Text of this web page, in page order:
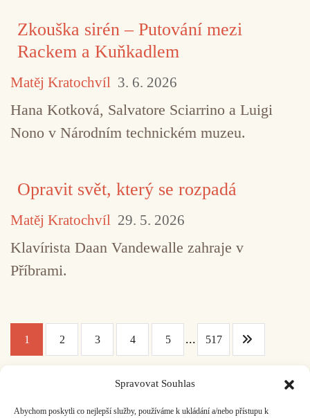
Spravovat Souhlas
Abychom poskytli co nejlepší služby, používáme k ukládání a/nebo přístupu k
Zkouška sirén – Putování mezi
Rackem a Kuňkadlem
Matěj Kratochvíl 3. 6. 2026
Hana Kotková, Salvatore Sciarrino a Luigi
Nono v Národním technickém muzeu.
Opravit svět, který se rozpadá
Matěj Kratochvíl 29. 5. 2026
Klavírista Daan Vandewalle zahraje v
Příbrami.
1 2 3 4 5 ... 517
Facebook
Bandcamp
Mail